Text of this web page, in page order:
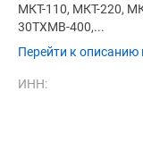
МКТ-110, МКТ-220,
30ТХМВ-400,...
Перейти к описанию
ИНН: